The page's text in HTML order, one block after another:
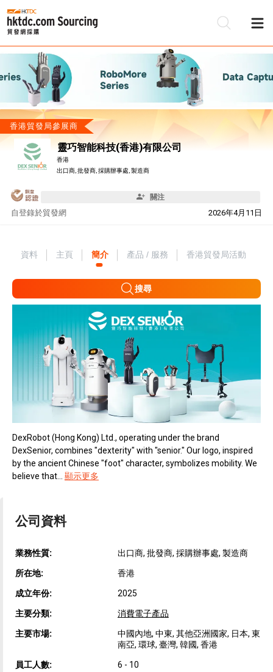
香港貿發局參展商
靈巧智能科技(香港)有限公司
香港
出口商, 批發商, 採購辦事處, 製造商
關注
自 2026年4月11日
登錄於貿發網
資料 主頁 簡介 產品 / 服務 香港貿發局活動
搜尋
DexRobot (Hong Kong) Ltd., operating under the brand
DexSenior, combines "dexterity" with "senior." Our logo, inspired
by the ancient Chinese "foot" character, symbolizes mobility. We
believe that... 顯示更多
公司資料
業務性質: 出口商, 批發商, 採購辦事處, 製造商
所在地: 香港
成立年份: 2025
主要分類: 消費電子產品
主要市場:
中國內地, 中東, 其他亞洲國家, 日本, 東
南亞, 環球, 臺灣, 韓國, 香港
員工人數: 6 - 10